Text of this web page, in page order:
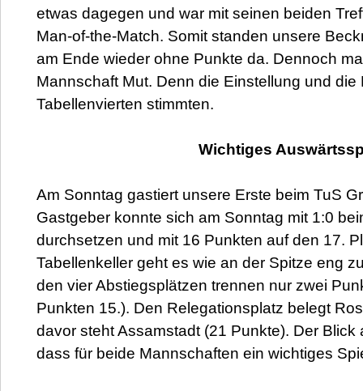
etwas dagegen und war mit seinen beiden
Man-of-the-Match. Somit standen unsere
am Ende wieder ohne Punkte da. Dennoch
Mannschaft Mut. Denn die Einstellung und die
Tabellenvierten stimmten.
Wichtiges
Am Sonntag gastiert unsere Erste beim TuS
Gastgeber konnte sich am Sonntag mit 1:0
durchsetzen und mit 16 Punkten auf den 17.
Tabellenkeller geht es wie an der Spitze eng
den vier Abstiegsplätzen trennen nur zwei
Punkten 15.). Den Relegationsplatz belegt
davor steht Assamstadt (21 Punkte). Der Blick
dass für beide Mannschaften ein wichtiges